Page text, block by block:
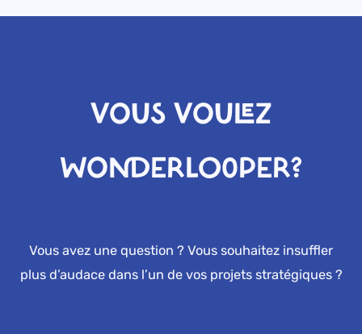
VOUS VOULEZ
WONDERLOOPER?
Vous avez une question ? Vous souhaitez insuffler
plus d’audace dans l’un de vos projets stratégiques ?